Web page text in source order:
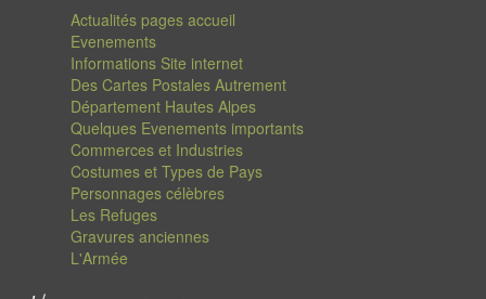
Actualités pages accueil
Evenements
Informations Site internet
Des Cartes Postales Autrement
Département Hautes Alpes
Quelques Evenements importants
Commerces et Industries
Costumes et Types de Pays
Personnages célèbres
Les Refuges
Gravures anciennes
L'Armée